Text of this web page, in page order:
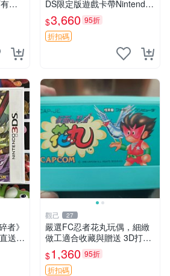
輕
存
DS限定版遊戲卡帶Nintendo
Switch遊戲 火炎紋章 英雄王
Nintendo 3DS 卡帶 游戲 英
雄王火炎紋章
$3,660 95折
折扣碼
者》
送
戲
觀己 27
嚴選FC忍者花丸玩偶，細緻
做工適合收藏與贈送 3D打印
遊樂 玩具
$1,360 95折
折扣碼